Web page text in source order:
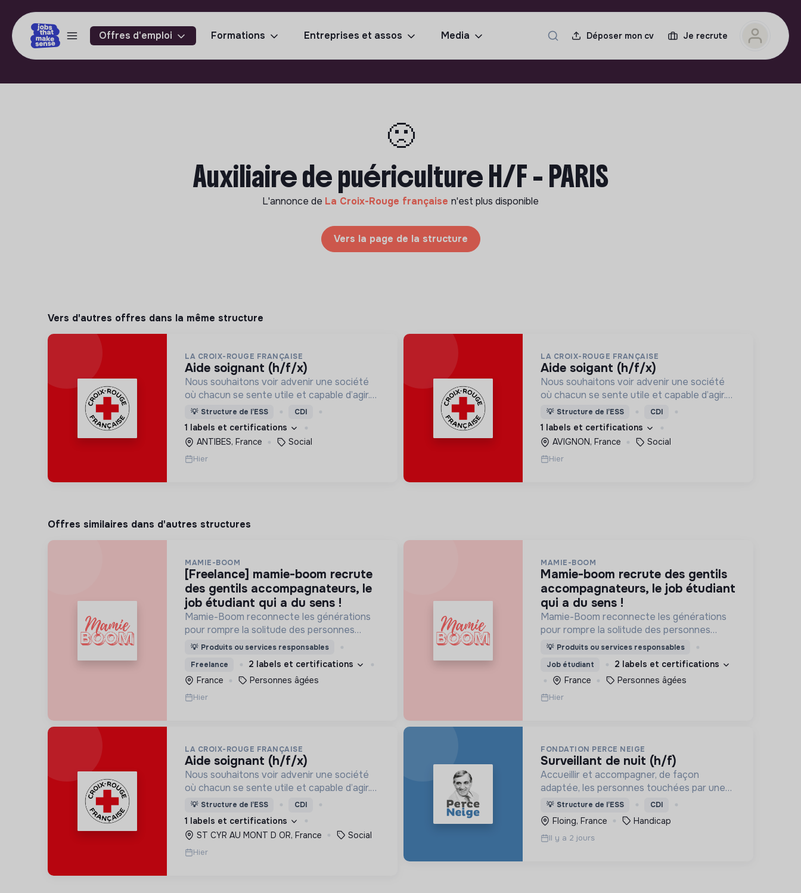
Offres d'emploi Formations Entreprises et assos Media Déposer mon cv Je recrute
🙁
Auxiliaire de puériculture H/F - PARIS
L'annonce de La Croix-Rouge française n'est plus disponible
Vers la page de la structure
Vers d'autres offres dans la même structure
LA CROIX-ROUGE FRANÇAISE
aide soignant (h/f/x)
Nous souhaitons voir advenir une société
où chacun se sente utile et capable d’agir.
Pour cela, nous proposons des moyens et
des lieux d’engagement innovants et
adaptés à tous.
💡 Structure de l’ESS CDI
1 labels et certifications
ANTIBES, France
Social
Hier
LA CROIX-ROUGE FRANÇAISE
aide soigant (h/f/x)
Nous souhaitons voir advenir une société
où chacun se sente utile et capable d’agir.
Pour cela, nous proposons des moyens et
des lieux d’engagement innovants et
adaptés à tous.
💡 Structure de l’ESS CDI
1 labels et certifications
AVIGNON, France
Social
Hier
Offres similaires dans d'autres structures
MAMIE-BOOM
[freelance] mamie-boom recrute
des gentils accompagnateurs, le
job étudiant qui a du sens !
Mamie-Boom reconnecte les générations
pour rompre la solitude des personnes
âgées, grâce aux visites d'étudiants chaque
💡 Produits ou services responsables
Freelance
2 labels et certifications
France
Personnes âgées
Hier
MAMIE-BOOM
mamie-boom recrute des gentils
accompagnateurs, le job étudiant
qui a du sens !
Mamie-Boom reconnecte les générations
pour rompre la solitude des personnes
âgées, grâce aux visites d'étudiants chaque
💡 Produits ou services responsables
Job étudiant
2 labels et certifications
France
Personnes âgées
Hier
LA CROIX-ROUGE FRANÇAISE
aide soignant (h/f/x)
Nous souhaitons voir advenir une société
où chacun se sente utile et capable d’agir.
Pour cela, nous proposons des moyens et
des lieux d’engagement innovants et
adaptés à tous.
💡 Structure de l’ESS CDI
1 labels et certifications
ST CYR AU MONT D OR, France
Social
Hier
FONDATION PERCE NEIGE
surveillant de nuit (h/f)
Accueillir et accompagner, de façon
adaptée, les personnes touchées par une
déficience mentale, un handicap physique
ou psychique
💡 Structure de l’ESS CDI
Floing, France Handicap
Il y a 2 jours